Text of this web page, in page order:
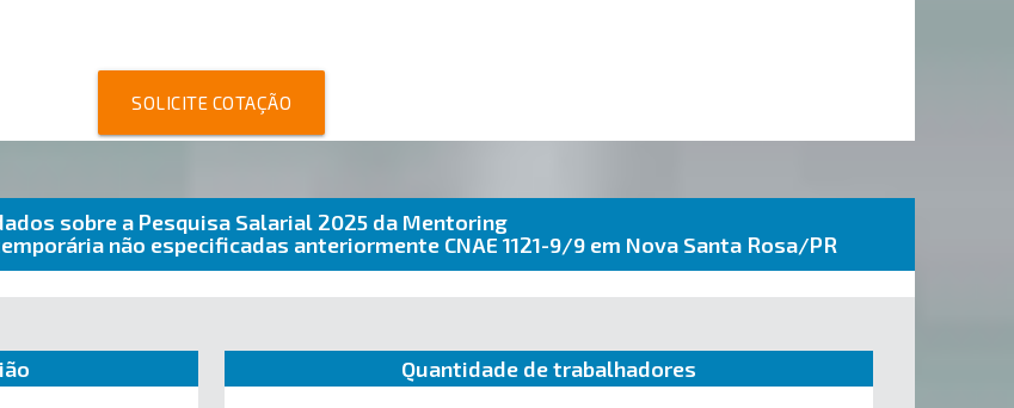
SOLICITE COTAÇÃO
sobre a Pesquisa Salarial 2025 da Mentoring
não especificadas anteriormente CNAE 1121-9/9 em Nova Santa Rosa/PR
Quantidade de trabalhadores